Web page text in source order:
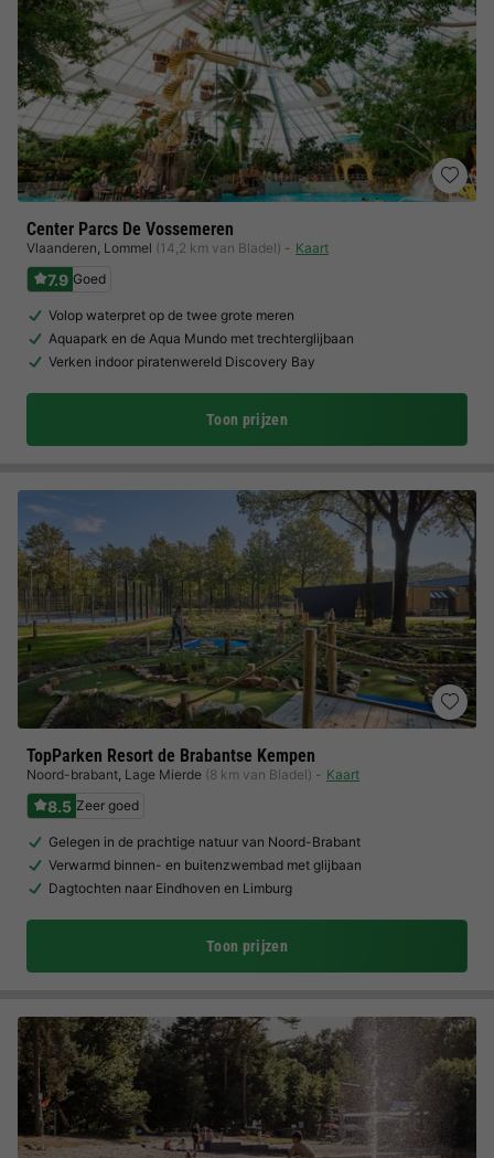
Center Parcs De Vossemeren
Vlaanderen, Lommel (14,2 km van Bladel) Kaart
7.9 Goed
Volop waterpret op de twee grote meren
Aquapark en de Aqua Mundo met trechterglijbaan
Verken indoor piratenwereld Discovery Bay
Toon prijzen
TopParken Resort de Brabantse Kempen
Noord-brabant, Lage Mierde (8 km van Bladel) Kaart
8.5 Zeer goed
Gelegen in de prachtige natuur van Noord-Brabant
Verwarmd binnen- en buitenzwembad met glijbaan
Dagtochten naar Eindhoven en Limburg
Toon prijzen